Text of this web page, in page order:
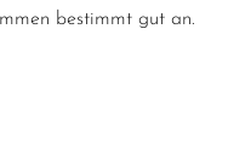
bestimmt gut an.